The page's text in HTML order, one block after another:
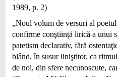
1989, p. 2)
„Noul volum de versuri al
confirme conştiinţă lirică a unui
patetism declarativ, fără
blând, în susur liniştitor, ca
de noi, din sfere necunoscute,